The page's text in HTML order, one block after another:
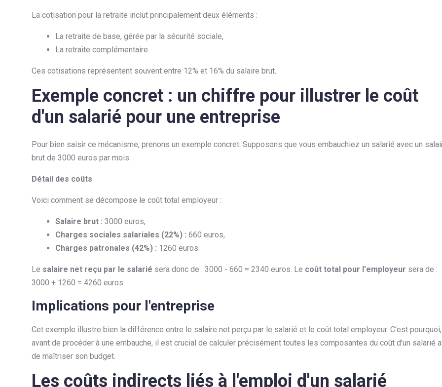
La cotisation pour la retraite inclut principalement deux éléments :
La retraite de base, gérée par la sécurité sociale,
La retraite complémentaire.
Ces cotisations représentent souvent entre 12% et 16% du salaire brut.
Exemple concret : un chiffre pour illustrer le coût
d'un salarié pour une entreprise
Pour bien saisir ce mécanisme, prenons un exemple concret. Supposons que vous embauchiez un salarié avec un
brut de 3000 euros par mois.
Détail des coûts
Voici comment se décompose le coût total employeur :
Salaire brut : 3000 euros,
Charges sociales salariales (22%) : 660 euros,
Charges patronales (42%) : 1260 euros.
Le salaire net reçu par le salarié sera donc de : 3000 - 660 = 2340 euros. Le coût total pour l'employeur sera de :
3000 + 1260 = 4260 euros.
Implications pour l'entreprise
Cet exemple illustre bien la différence entre le salaire net perçu par le salarié et le coût total employeur. C'est pourquoi,
avant de procéder à une embauche, il est crucial de calculer précisément toutes les composantes du coût d'un salarié
de maîtriser son budget.
Les coûts indirects liés à l'emploi d'un salarié